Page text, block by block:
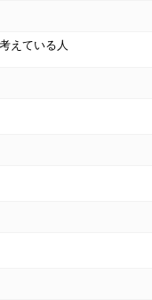
えている人